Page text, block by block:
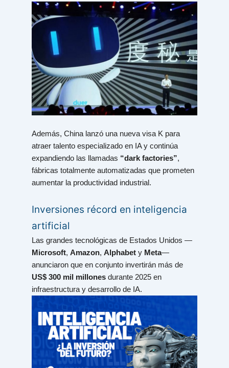
Además, China lanzó una nueva visa K para
atraer talento especializado en IA y continúa
expandiendo las llamadas “dark factories”,
fábricas totalmente automatizadas que prometen
aumentar la productividad industrial.
Inversiones récord en inteligencia
artificial
Las grandes tecnológicas de Estados Unidos —
Microsoft,Amazon,Alphabet y Meta—
anunciaron que en conjunto invertirán más de
US$ 300 mil millones durante 2025 en
infraestructura y desarrollo de IA.